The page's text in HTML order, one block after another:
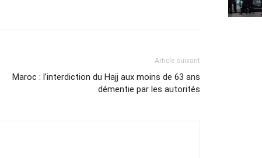
Article suivant
Maroc : l’interdiction du Hajj aux moins de 63 ans
démentie par les autorités